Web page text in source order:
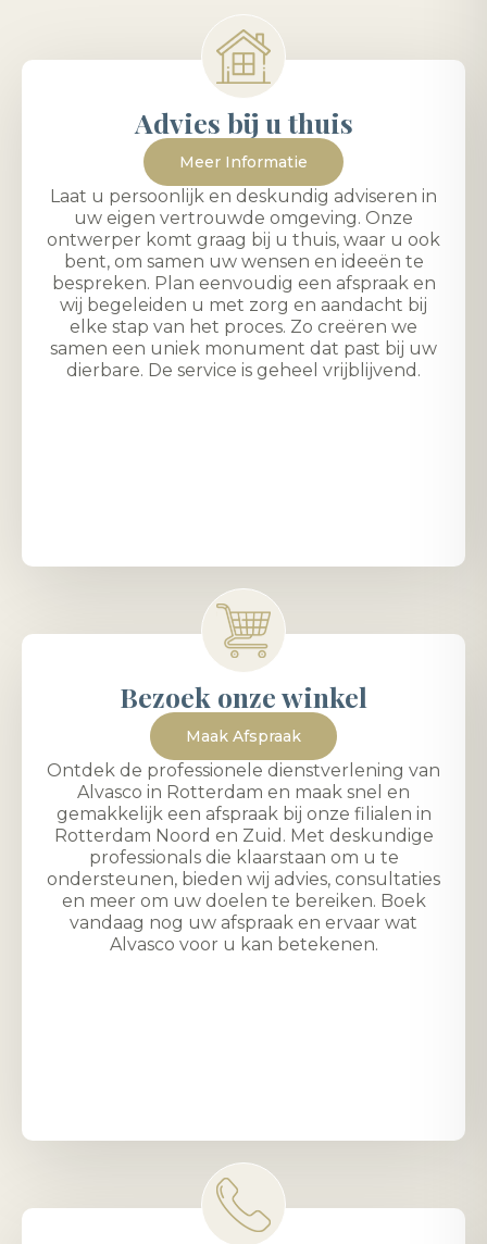
Advies bij u thuis
Meer Informatie
Laat u persoonlijk en deskundig adviseren in
uw eigen vertrouwde omgeving. Onze
ontwerper komt graag bij u thuis, waar u ook
bent, om samen uw wensen en ideeën te
bespreken. Plan eenvoudig een afspraak en
wij begeleiden u met zorg en aandacht bij
elke stap van het proces. Zo creëren we
samen een uniek monument dat past bij uw
dierbare. De service is geheel vrijblijvend.
Bezoek onze winkel
Maak Afspraak
Ontdek de professionele dienstverlening van
Alvasco in Rotterdam en maak snel en
gemakkelijk een afspraak bij onze filialen in
Rotterdam Noord en Zuid. Met deskundige
professionals die klaarstaan om u te
ondersteunen, bieden wij advies, consultaties
en meer om uw doelen te bereiken. Boek
vandaag nog uw afspraak en ervaar wat
Alvasco voor u kan betekenen.